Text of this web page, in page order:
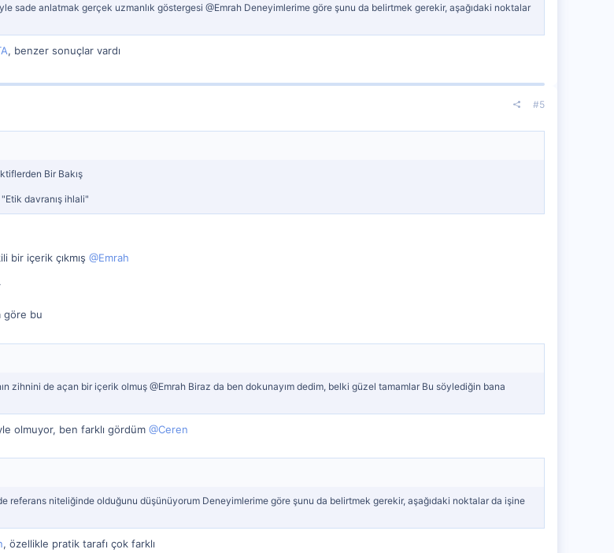
sade anlatmak gerçek uzmanlık göstergesi @Emrah Deneyimlerime göre şunu da belirtmek gerekir, aşağıdaki noktalar
, benzer sonuçlar vardı
#5
Bir Bakış
davranış ihlali"
bir içerik çıkmış @Emrah
göre bu
zihnini de açan bir içerik olmuş @Emrah Biraz da ben dokunayım dedim, belki güzel tamamlar Bu söylediğin bana
olmuyor, ben farklı gördüm @Ceren
referans niteliğinde olduğunu düşünüyorum Deneyimlerime göre şunu da belirtmek gerekir, aşağıdaki noktalar da işine
, özellikle pratik tarafı çok farklı